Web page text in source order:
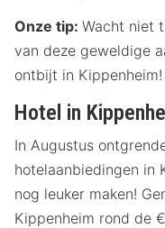
Onze tip: Wacht niet
van deze geweldige
ontbijt in Kippenheim!
Hotel in
In Augustus
hotelaanbiedingen in
nog leuker maken!
Kippenheim rond de